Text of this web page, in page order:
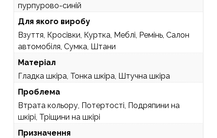
пурпурово-синій
Для якого виробу
Взуття, Кросівки, Куртка, Меблі, Ремінь, Салон
автомобіля, Сумка, Штани
Матеріал
Гладка шкіра, Тонка шкіра, Штучна шкіра
Проблема
Втрата кольору, Потертості, Подряпини на
шкірі, Тріщини на шкірі
Призначення